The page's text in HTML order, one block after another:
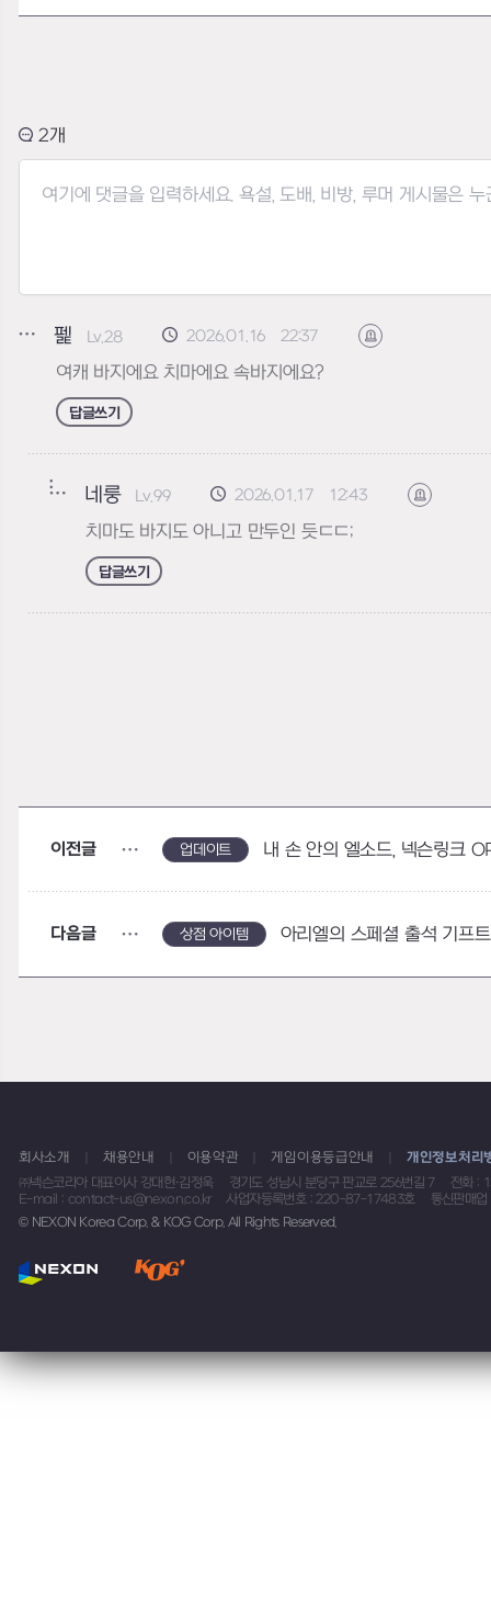
2
펥 Lv.28 2026.01.16 22:37 신고하기
여캐 바지에요 치마에요 속바지에요?
답글쓰기
네룽 Lv.99 2026.01.17 12:43 신고하기
치마도 바지도 아니고 만두인 듯ㄷㄷ;
답글쓰기
이전글 업데이트 내 손 안의 엘소드, 넥슨링크
다음글 상점 아이템 아리엘의 스페셜 출석 기프트
회사소개 채용안내 이용약관 게임이용등급안내
개인정보처리
㈜넥슨코리아 대표이사 강대현·김정욱
경기도 성남시 분당구 판교로 256번길 7
전화 :
E-mail : contact-us@nexon.co.kr
사업자등록번호 : 220-87-17483호
통신판매
© NEXON Korea Corp. & KOG Corp. All Rights Reserved.